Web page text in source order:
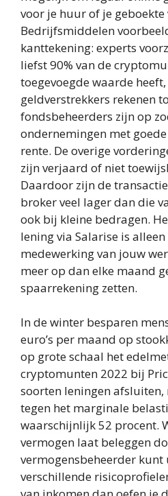
voor je huur of je geboekte
Bedrijfsmiddelen
kanttekening: experts
liefst 90% van de
toegevoegde waarde
geldverstrekkers rekenen
fondsbeheerders zijn op
ondernemingen met
rente. De overige
zijn verjaard of niet
Daardoor zijn de
broker veel lager dan die
ook bij kleine bedragen.
lening via Salarise is
medewerking van jouw
meer op dan elke maand
spaarrekening zetten.
In de winter besparen
euro’s per maand op
op grote schaal het
cryptomunten 2022 bij
soorten leningen afsluiten,
tegen het marginale
waarschijnlijk 52 procent.
vermogen laat beleggen
vermogensbeheerder kunt
verschillende